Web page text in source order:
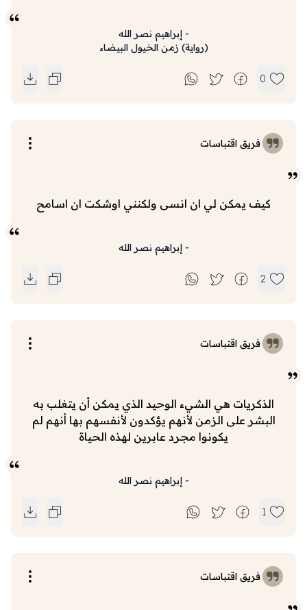
-إبراهيم نصر الله
(رواية) زمن الخيول البيضاء
0
فريق اقتباسات
كيف يمكن لي ان انسى ولكنني اوشكت ان اسامح
-إبراهيم نصر الله
2
فريق اقتباسات
الذكريات هي الشيء الوحيد الذي يمكن أن يتغلب به
البشر على الزمن لأنهم يؤكدون لأنفسهم بها أنهم لم
يكونوا مجرد عابرين لهذه الحياة
-إبراهيم نصر الله
1
فريق اقتباسات